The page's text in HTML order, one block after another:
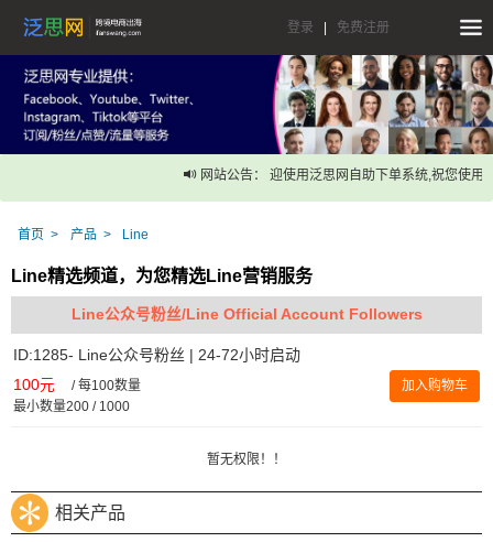
登录 免费注册
网站公告： 迎使用泛思网自助下单系统,祝您使用愉
首页 产品 Line
Line精选频道，为您精选Line营销服务
Line公众号粉丝/Line Official Account Followers
ID:1285- Line公众号粉丝 | 24-72小时启动
100元 /每100数量
最小数量200 / 1000
加入购物车
暂无权限！！
相关产品